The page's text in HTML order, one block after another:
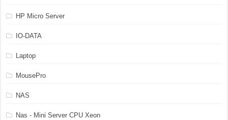
HP Micro Server
IO-DATA
Laptop
MousePro
NAS
Nas - Mini Server CPU Xeon